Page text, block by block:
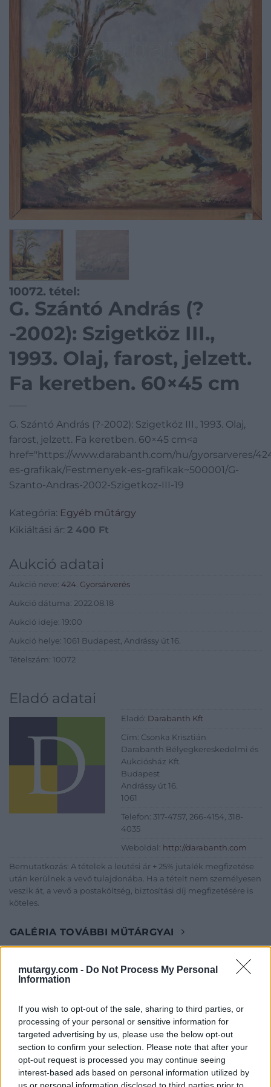
mutargy.com - Do Not Process My Personal
Information
If you wish to opt-out of the sale, sharing to third parties, or
processing of your personal or sensitive information for
targeted advertising by us, please use the below opt-out
section to confirm your selection. Please note that after your
opt-out request is processed you may continue seeing
interest-based ads based on personal information utilized by
us or personal information disclosed to third parties prior to
10072. tétel:
G. Szántó András (?
-2002): Szigetköz III.,
1993. Olaj, farost, jelzett.
Fa keretben. 60×45 cm
G. Szántó András (?-2002): Szigetköz III., 1993. Olaj,
farost, jelzett. Fa keretben. 60×45 cm<a
href="https://www.darabanth.com/hu/gyorsarveres/
es-grafikak/Festmenyek-es-grafikak~500001/G-
Szanto-Andras-2002-Szigetkoz-III-19
Kategória: Egyéb műtárgy
Kikiáltási ár: 2 400 Ft
Aukció adatai
Aukció neve: 424. Gyorsárverés
Aukció dátuma: 2022.08.18
Aukció ideje: 19:00
Aukció helye: 1061 Budapest, Andrássy út 16.
Tételszám: 10072
Eladó adatai
Eladó: Darabanth Kft
Cím: Csonka Krisztián
Darabanth Bélyegkereskedelmi és
Aukciósház Kft.
Budapest
Andrássy út 16.
1061
Telefon: 317-4757, 266-4154, 318-
4035
Weboldal: http://darabanth.com
Bemutatkozás: A tételek a leütési ár + 25% jutalék megfizetése
után kerülnek a vevő tulajdonába. Ha a tételt nem személyesen
veszik át, a vevő a postaköltség, biztosítási díj megfizetésére is
köteles.
GALÉRIA TOVÁBBI MŰTÁRGYAI
KAPCSOLÓDÓ MŰTÁRGYAK